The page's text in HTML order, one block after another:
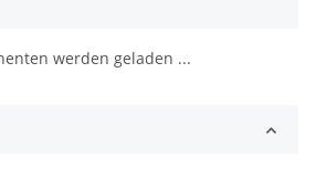
werden geladen ...